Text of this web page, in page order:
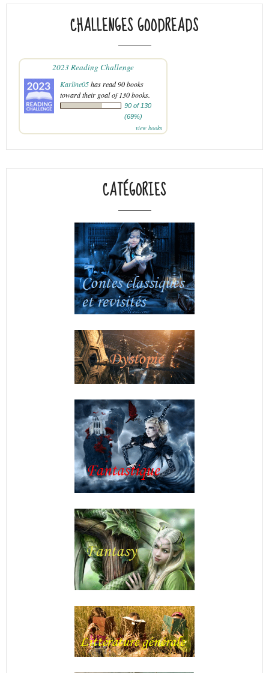
CHALLENGES GOODREADS
2023 Reading Challenge
Karline05has read 90 books
toward their goal of 130 books.
90 of 130
(69%)
view books
CATÉGORIES